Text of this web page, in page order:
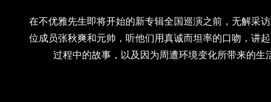
在不优雅先生即将开始的新专辑全国巡演之前，无解采
位成员张秋爽和元帅，听他们用真诚而坦率的口吻，讲
过程中的故事，以及因为周遭环境变化所带来的生